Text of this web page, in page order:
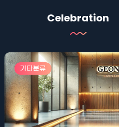
Celebration
기타분류